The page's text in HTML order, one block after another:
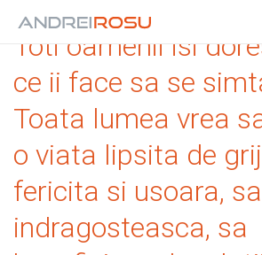
Toti oamenii isi
ce ii face sa se
Toata lumea vrea
o viata lipsita de
fericita si usoara,
indragosteasca, sa